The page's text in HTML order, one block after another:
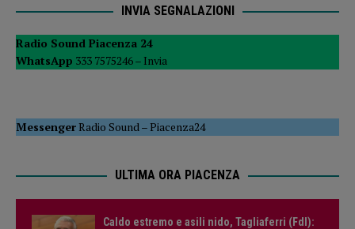
INVIA SEGNALAZIONI
Radio Sound Piacenza 24
WhatsApp 333 7575246 – Invia
MessengerRadio Sound–Piacenza24
ULTIMA ORA PIACENZA
Caldo estremo e asili nido, Tagliaferri (FdI):